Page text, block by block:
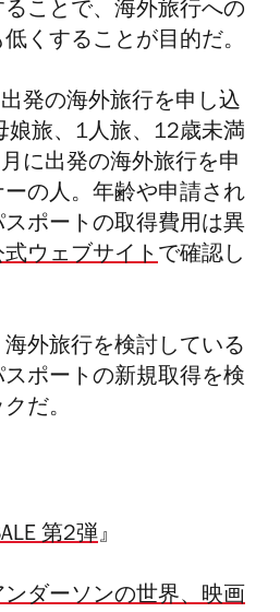
ことで、海外旅行への
くすることが目的だ。
発の海外旅行を申し込
娘旅、1人旅、12歳未満
に出発の海外旅行を申
の人。年齢や申請され
ポートの取得費用は異
式ウェブサイト で確認し
外旅行を検討している
ポートの新規取得を検
だ。
第2弾』
ダーソンの世界、映画